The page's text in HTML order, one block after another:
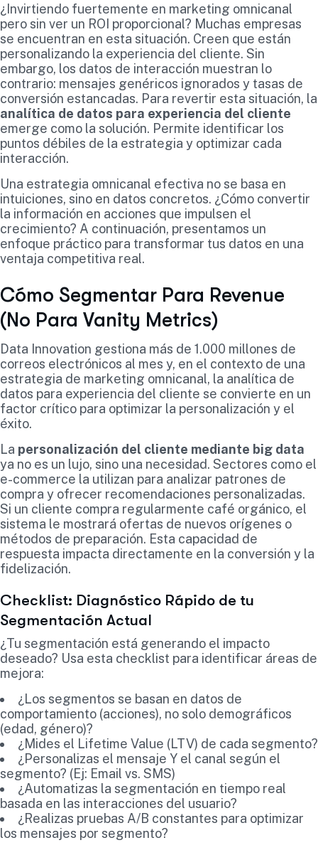
¿Invirtiendo fuertemente en marketing omnicanal
pero sin ver un ROI proporcional? Muchas empresas
se encuentran en esta situación. Creen que están
personalizando la experiencia del cliente. Sin
embargo, los datos de interacción muestran lo
contrario: mensajes genéricos ignorados y tasas de
conversión estancadas. Para revertir esta situación, la
analítica de datos para experiencia del cliente
emerge como la solución. Permite identificar los
puntos débiles de la estrategia y optimizar cada
interacción.
Una estrategia omnicanal efectiva no se basa en
intuiciones, sino en datos concretos. ¿Cómo convertir
la información en acciones que impulsen el
crecimiento? A continuación, presentamos un
enfoque práctico para transformar tus datos en una
ventaja competitiva real.
Cómo Segmentar Para Revenue
(No Para Vanity Metrics)
Data Innovation gestiona más de 1.000 millones de
correos electrónicos al mes y, en el contexto de una
estrategia de marketing omnicanal, la analítica de
datos para experiencia del cliente se convierte en un
factor crítico para optimizar la personalización y el
éxito.
La personalización del cliente mediante big data
ya no es un lujo, sino una necesidad. Sectores como el
e-commerce la utilizan para analizar patrones de
compra y ofrecer recomendaciones personalizadas.
Si un cliente compra regularmente café orgánico, el
sistema le mostrará ofertas de nuevos orígenes o
métodos de preparación. Esta capacidad de
respuesta impacta directamente en la conversión y la
fidelización.
Checklist: Diagnóstico Rápido de tu
Segmentación Actual
¿Tu segmentación está generando el impacto
deseado? Usa esta checklist para identificar áreas de
mejora:
¿Los segmentos se basan en datos de
comportamiento (acciones), no solo demográficos
(edad, género)?
¿Mides el Lifetime Value (LTV) de cada segmento?
¿Personalizas el mensaje Y el canal según el
segmento? (Ej: Email vs. SMS)
¿Automatizas la segmentación en tiempo real
basada en las interacciones del usuario?
¿Realizas pruebas A/B constantes para optimizar
los mensajes por segmento?